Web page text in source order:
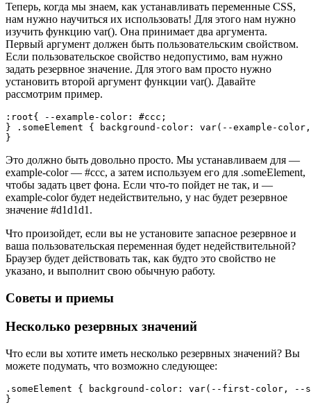
Теперь, когда мы знаем, как устанавливать переменные CSS,
нам нужно научиться их использовать! Для этого нам нужно
изучить функцию var(). Она принимает два аргумента.
Первый аргумент должен быть пользовательским свойством.
Если пользовательское свойство недопустимо, вам нужно
задать резервное значение. Для этого вам просто нужно
установить второй аргумент функции var(). Давайте
рассмотрим пример.
:root{ --example-color: #ccc;
} .someElement { background-color: var(--example-
}
Это должно быть довольно просто. Мы устанавливаем для —
example-color — #ccc, а затем используем его для .someElement,
чтобы задать цвет фона. Если что-то пойдет не так, и —
example-color будет недействительно, у нас будет резервное
значение #d1d1d1.
Что произойдет, если вы не установите запасное резервное и
ваша пользовательская переменная будет недействительной?
Браузер будет действовать так, как будто это свойство не
указано, и выполнит свою обычную работу.
Советы и приемы
Несколько резервных значений
Что если вы хотите иметь несколько резервных значений? Вы
можете подумать, что возможно следующее:
.someElement { background-color: var(--first-color, --
}